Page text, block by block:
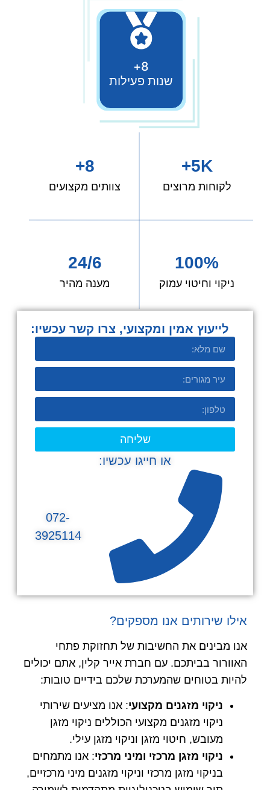
8+
שנות פעילות
5K+
לקוחות מרוצים
8+
צוותים מקצועים
100%
ניקוי וחיטוי עמוק
24/6
מענה מהיר
לייעוץ אמין ומקצועי, צרו קשר עכשיו:​
שליחה
או חייגו עכשיו:
072-
3925114
אילו שירותים אנו מספקים?
אנו מבינים את החשיבות של תחזוקת פתחי
האוורור בביתכם. עם חברת אייר קלין, אתם יכולים
להיות בטוחים שהמערכת שלכם בידיים טובות:
ניקוי מזגנים מקצועי: אנו מציעים שירותי
ניקוי מזגנים מקצועי הכוללים ניקוי מזגן
מעובש, חיטוי מזגן וניקוי מזגן עילי.
ניקוי מזגן מרכזי ומיני מרכזי: אנו מתמחים
בניקוי מזגן מרכזי וניקוי מזגנים מיני מרכזיים,